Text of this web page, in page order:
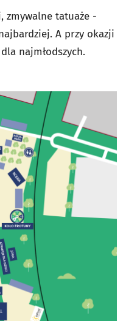
zmywalne tatuaże -
A przy okazji
najmłodszych.